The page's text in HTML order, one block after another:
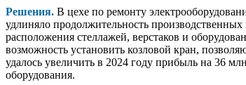
Решения. В цехе по ремонту
удлиняло продолжительность
расположения стеллажей, верстаков и
возможность установить козловой кран,
удалось увеличить в 2024 году прибыль на 36
оборудования.